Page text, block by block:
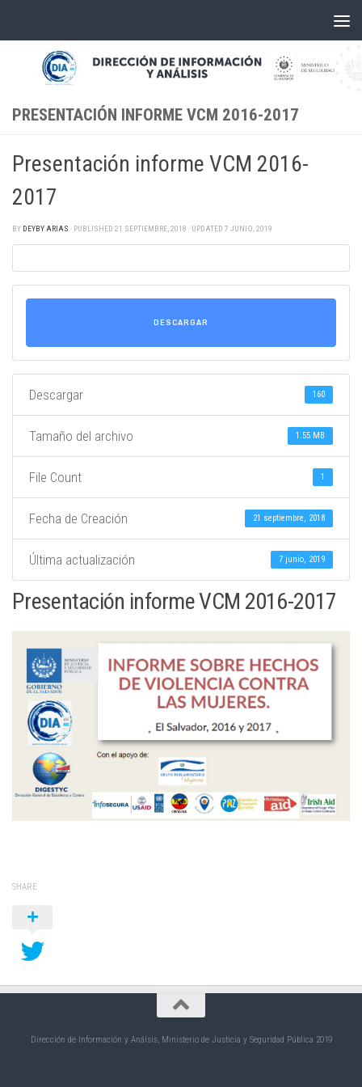
PRESENTACIÓN INFORME VCM 2016-2017
Presentación informe VCM 2016-
2017
BY DEYBY ARIAS · PUBLISHED 21 SEPTIEMBRE, 2018 · UPDATED 7 JUNIO, 2019
DESCARGAR
Descargar 160
Tamaño del archivo 1.55 MB
File Count 1
Fecha de Creación 21 septiembre, 2018
Última actualización 7 junio, 2019
Presentación informe VCM 2016-2017
SHARE
Dirección de Información y Análsis, Ministerio de Justicia y Seguridad Pública 2019